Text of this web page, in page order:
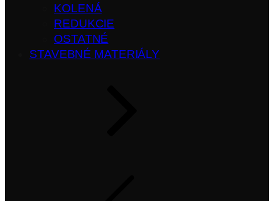
KOLENÁ
REDUKCIE
OSTATNÉ
STAVEBNÉ MATERIÁLY